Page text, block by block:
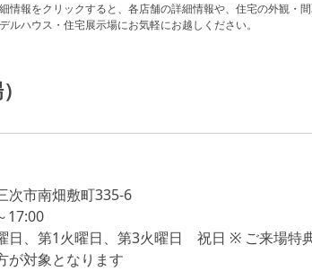
報をクリックすると、各店舗の詳細情報や、住宅の外観・
ハウス・住宅展示場にお気軽にお越しください。
次市南畑敷町335-6
17:00
日、第1火曜日、第3火曜日 祝日 ※ ご来場特
が対象となります